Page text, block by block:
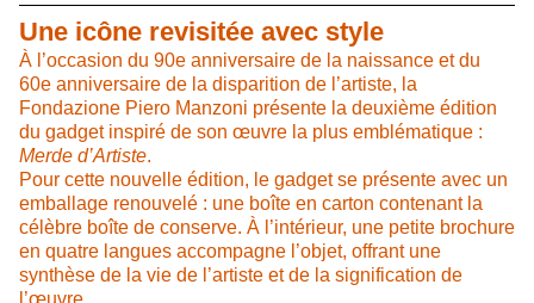
Une icône revisitée avec style
À l’occasion du 90e anniversaire de la naissance et du
60e anniversaire de la disparition de l’artiste, la
Fondazione Piero Manzoni présente la deuxième édition
du gadget inspiré de son œuvre la plus emblématique :
Merde d’Artiste.
Pour cette nouvelle édition, le gadget se présente avec un
emballage renouvelé : une boîte en carton contenant la
célèbre boîte de conserve. À l’intérieur, une petite brochure
en quatre langues accompagne l’objet, offrant une
synthèse de la vie de l’artiste et de la signification de
l’œuvre.